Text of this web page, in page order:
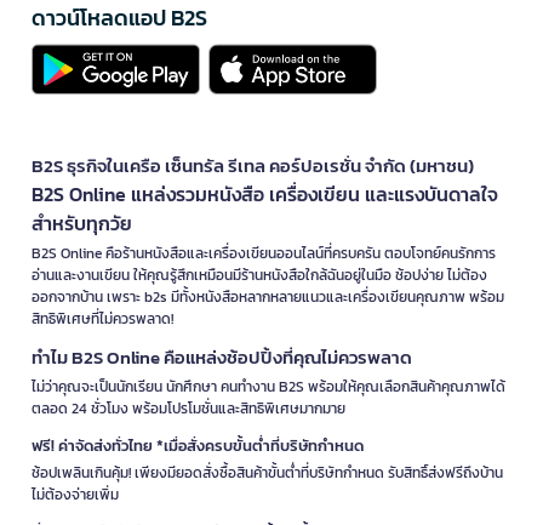
ดาวน์โหลดแอป B2S
B2S ธุรกิจในเครือ เซ็นทรัล รีเทล คอร์ปอเรชั่น จำกัด (มหาชน)
B2S Online แหล่งรวมหนังสือ เครื่องเขียน และแรงบันดาลใจ
สำหรับทุกวัย
B2S Online คือร้านหนังสือและเครื่องเขียนออนไลน์ที่ครบครัน ตอบโจทย์คนรักการ
อ่านและงานเขียน ให้คุณรู้สึกเหมือนมีร้านหนังสือใกล้ฉันอยู่ในมือ ช้อปง่าย ไม่ต้อง
ออกจากบ้าน เพราะ b2s มีทั้งหนังสือหลากหลายแนวและเครื่องเขียนคุณภาพ พร้อม
สิทธิพิเศษที่ไม่ควรพลาด!
ทำไม B2S Online คือแหล่งช้อปปิ้งที่คุณไม่ควรพลาด
ไม่ว่าคุณจะเป็นนักเรียน นักศึกษา คนทำงาน B2S พร้อมให้คุณเลือกสินค้าคุณภาพได้
ตลอด 24 ชั่วโมง พร้อมโปรโมชั่นและสิทธิพิเศษมากมาย
ฟรี! ค่าจัดส่งทั่วไทย *เมื่อสั่งครบขั้นต่ำที่บริษัทกำหนด
ช้อปเพลินเกินคุ้ม! เพียงมียอดสั่งซื้อสินค้าขั้นต่ำที่บริษัทกำหนด รับสิทธิ์ส่งฟรีถึงบ้าน
ไม่ต้องจ่ายเพิ่ม